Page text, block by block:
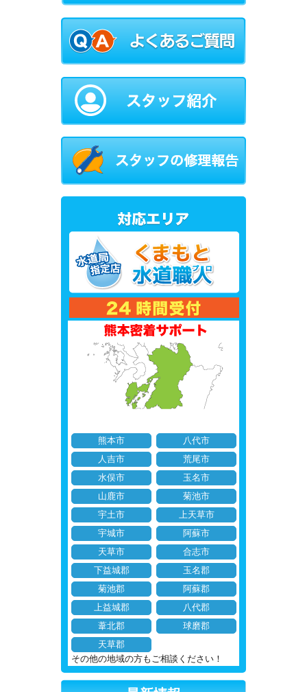
熊本市
八代市
人吉市
荒尾市
水俣市
玉名市
山鹿市
菊池市
宇土市
上天草市
宇城市
阿蘇市
天草市
合志市
下益城郡
玉名郡
菊池郡
阿蘇郡
上益城郡
八代郡
葦北郡
球磨郡
天草郡
その他の地域の方もご相談ください！